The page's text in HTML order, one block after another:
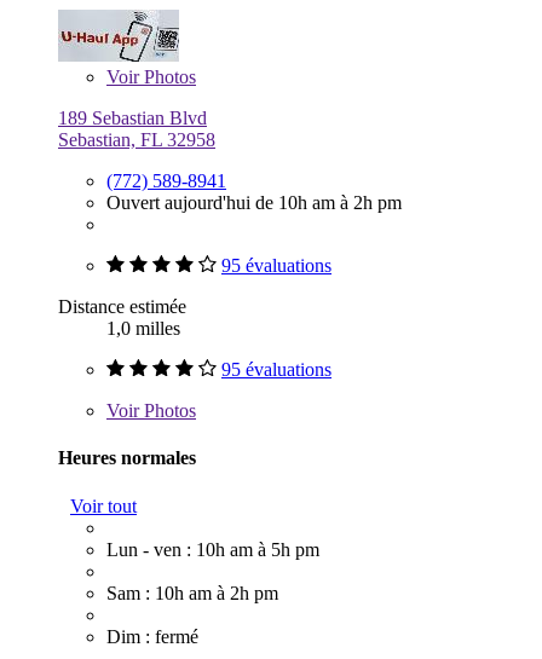
VoirPhotos
189 Sebastian Blvd
Sebastian, FL 32958
(772) 589-8941
Ouvert aujourd'hui de 10h am à 2h pm
95 évaluations
Distance estimée
1,0 milles
95 évaluations
VoirPhotos
Heures normales
Voir tout
Lun - ven : 10h am à 5h pm
Sam : 10h am à 2h pm
Dim : fermé